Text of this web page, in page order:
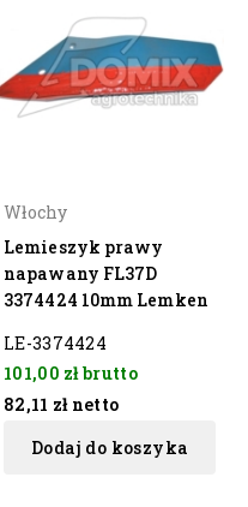
Włochy
Lemieszyk prawy
napawany FL37D
3374424 10mm Lemken
LE-3374424
101,00 złbrutto
82,11 zł netto
Dodaj do koszyka